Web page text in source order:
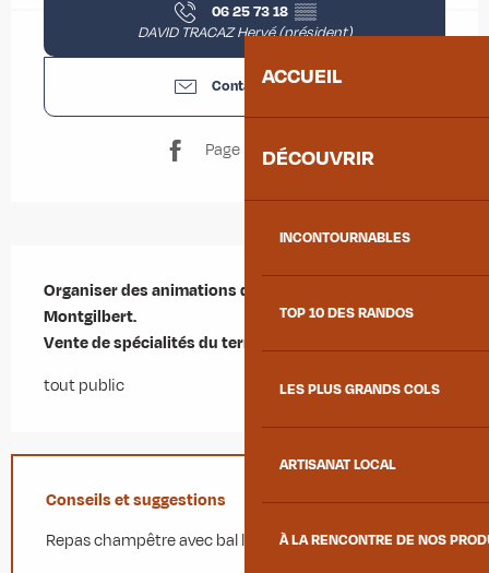
ACCUEIL
DÉCOUVRIR
INCONTOURNABLES
TOP 10 DES RANDOS
LES PLUS GRANDS COLS
ARTISANAT LOCAL
À LA RENCONTRE DE NOS
06 25 73 18 ▒▒
DAVID TRACAZ Hervé (président)
Contactez-nous
Page Facebook
Organiser des animations dans le village de
Montgilbert.
Vente de spécialités du terroir.
tout public
Conseils et suggestions
Repas champêtre avec bal le 25/06/16.